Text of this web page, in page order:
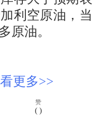
利空原油，
原油。
更多>>
赞
( )